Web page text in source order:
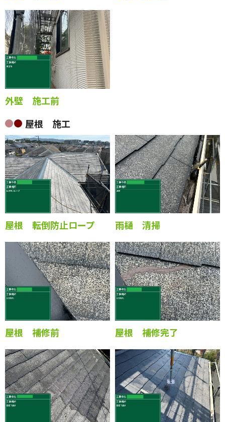
外壁 施工前
屋根 施工
屋根 転倒防止ロープ 雨樋 清掃
屋根 補修前 屋根 補修完了